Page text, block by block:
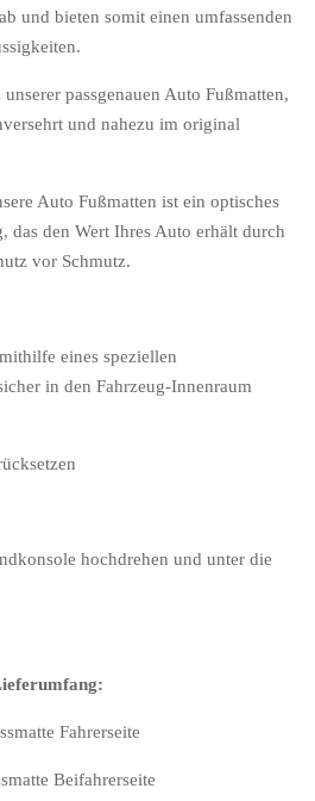
und bieten somit einen umfassenden
passgenauen Auto Fußmatten,
und nahezu im original
Auto Fußmatten ist ein optisches
das den Wert Ihres Auto erhält durch
vor Schmutz.
eines speziellen
in den Fahrzeug-Innenraum
hochdrehen und unter die
Fahrerseite
Beifahrerseite